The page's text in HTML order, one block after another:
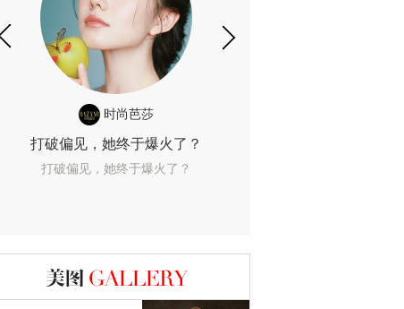
时尚芭莎
打破偏见，她终于爆火了？
打破偏见，她终于爆火了？
图库